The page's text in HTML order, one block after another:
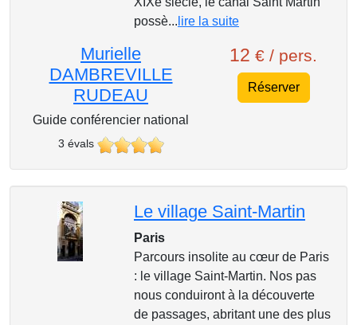
possè... lire la suite
Murielle
DAMBREVILLE
RUDEAU
Guide conférencier national
3 évals
12 € / pers.
Réserver
Le village Saint-Martin
Paris
Parcours insolite au cœur de Paris
: le village Saint-Martin. Nos pas
nous conduiront à la découverte
de passages, abritant une des plus